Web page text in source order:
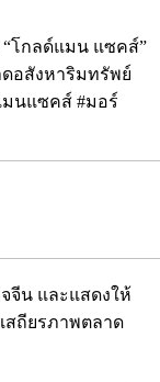
โกลด์แมน แซคส์”
อสังหาริมทรัพย์
มนแซคส์ #มอร์
จีน และแสดงให้
สถียรภาพตลาด